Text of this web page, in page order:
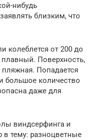
нибудь
близким, что
колеблется от 200 до
Поверхность,
Попадается
большое количество
даже для
виндсерфинга и
в тему: разноцветные